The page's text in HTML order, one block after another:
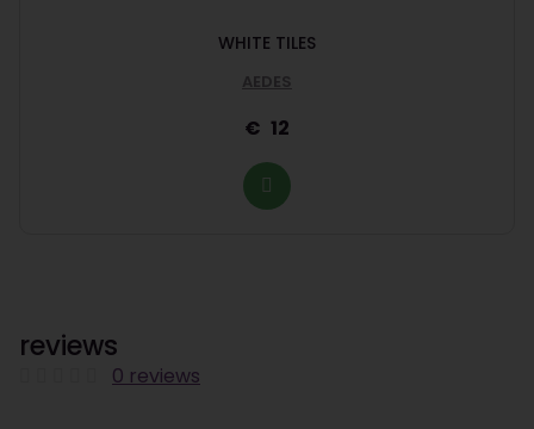
WHITE TILES
AEDES
12
reviews
0 reviews